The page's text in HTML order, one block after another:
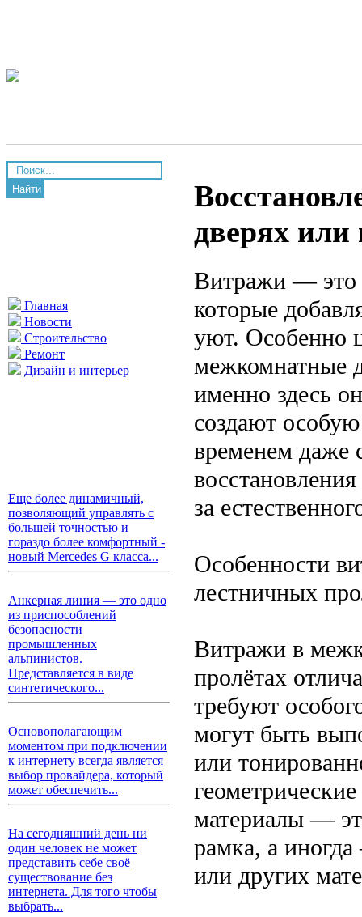
Найти
Главная
Новости
Строительство
Ремонт
Дизайн и интерьер
Еще более динамичный,
позволяющий управлять с
большей точностью и
гораздо более комфортный -
новый Mercedes G класса...
Анкерная линия — это одно
из приспособлений
безопасности
промышленных
альпинистов.
Представляется в виде
синтетического...
Основополагающим
моментом при подключении
к интернету всегда является
выбор провайдера, который
может обеспечить...
На сегодняшний день ни
один человек не может
представить себе своё
существование без
интернета. Для того чтобы
выбрать...
дверях или
Витражи — это
которые
уют. Особенно
межкомнатные
именно здесь
создают
временем даже
за
Особенности
лестничных
Витражи в
пролётах
требуют
могут быть
или
материалы —
рамка, а
или других